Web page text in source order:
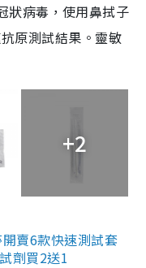
病毒，使用鼻拭子
原測試結果。靈敏
+2
賣6款快速測試套
劑買2送1